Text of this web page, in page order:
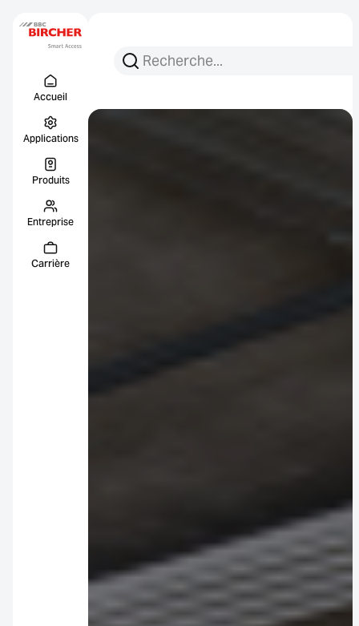
Accueil
Applications
Produits
Entreprise
Carrière
Recherchez :
Recherche